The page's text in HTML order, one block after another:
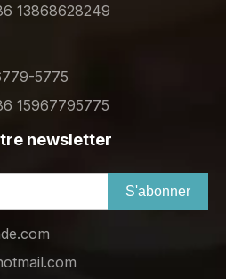
13868628249
5775
15967795775
newsletter
S'abonner